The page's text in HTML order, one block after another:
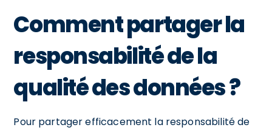
Comment partager la
responsabilité de la
qualité des données ?
Pour partager efficacement la responsabilité de